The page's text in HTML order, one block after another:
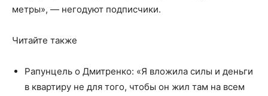
метры», — негодуют подписчики.
Читайте также
Рапунцель о Дмитренко: «Я вложила силы и деньги
в квартиру не для того, чтобы он жил там на всем